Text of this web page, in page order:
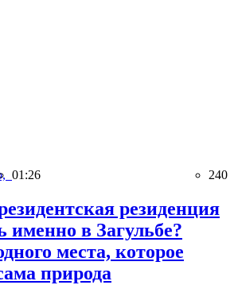
01:26 240
резиденция
именно в Загульбе?
места, которое
природа